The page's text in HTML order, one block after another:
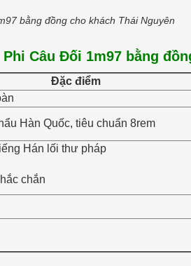
bằng đồng cho khách Thái Nguyên
Câu Đối 1m97 bằng
Đặc điểm
Hàn Quốc, tiêu chuẩn 8rem
Hán lối thư pháp
chắn